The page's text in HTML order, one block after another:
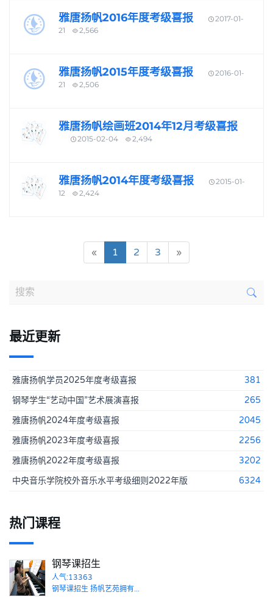
雅唐扬帆2016年度考级喜报
2017-01-
21
2,566
雅唐扬帆2015年度考级喜报
2016-01-
21
2,506
雅唐扬帆绘画班2014年12月考级喜报
2015-02-04 2,494
雅唐扬帆2014年度考级喜报
2015-01-
12
2,424
« 1 (current)
2 3 »
最近更新
雅唐扬帆学员2025年度考级喜报
381
钢琴学生“艺动中国”艺术展演喜报
265
雅唐扬帆2024年度考级喜报
2045
雅唐扬帆2023年度考级喜报
2256
雅唐扬帆2022年度考级喜报
3202
中央音乐学院校外音乐水平考级细则2022年版
6324
热门课程
钢琴课招生
人气:13363
钢琴课招生 扬帆艺苑拥有...